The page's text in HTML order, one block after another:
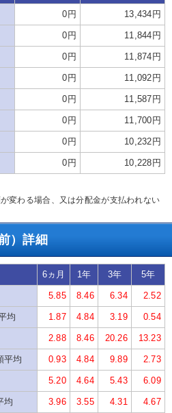
0円 13,434円
0円 11,844円
0円 11,874円
0円 11,092円
0円 11,587円
0円 11,700円
0円 10,232円
0円 10,228円
変わる場合、又は分配金が支払われない
）詳細
6ヵ月 1年 3年 5年
5.85 8.46 6.34 2.52
均 1.87 4.84 3.19 0.54
2.88 8.46 20.26 13.23
平均 0.93 4.84 9.89 2.73
5.20 4.64 5.43 6.09
均 3.96 3.55 4.31 4.67